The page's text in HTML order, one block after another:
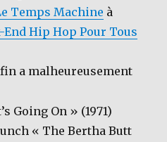
Temps Machine à
End Hip Hop Pour Tous
a malheureusement
Going On » (1971)
« The Bertha Butt